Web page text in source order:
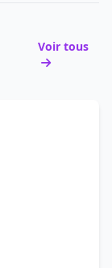
Voir tous